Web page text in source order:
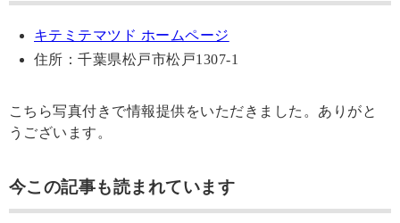
キテミテマツド ホームページ
住所：千葉県松戸市松戸1307-1
こちら写真付きで情報提供をいただきました。ありがと
うございます。
今この記事も読まれています